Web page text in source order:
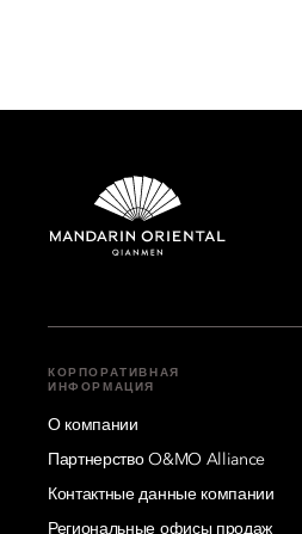
КОРПОРАТИВНАЯ
ИНФОРМАЦИЯ
О компании
Партнерство O&MO Alliance
Контактные данные компании
Региональные офисы продаж